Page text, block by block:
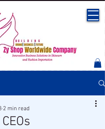
2 min read